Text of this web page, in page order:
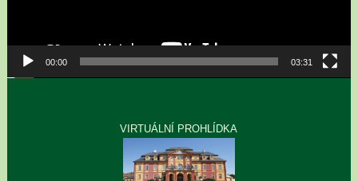
00:00 03:31
VIRTUÁLNÍ PROHLÍDKA